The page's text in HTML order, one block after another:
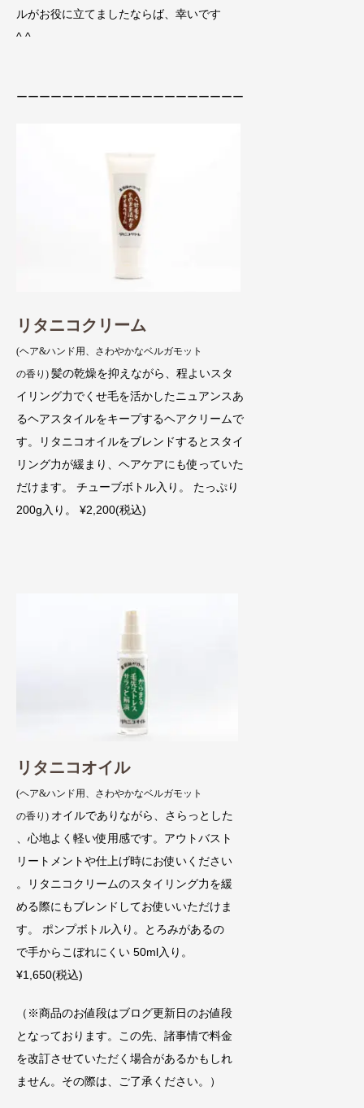
ルがお役に立てましたならば、幸いです
^ ^
ーーーーーーーーーーーーーーーーーーーー
リタニコクリーム
(ヘア&ハンド用、さわやかなベルガモット
の香り) 髪の乾燥を抑えながら、程よいスタ
イリング力でくせ毛を活かしたニュアンスあ
るヘアスタイルをキープするヘアクリームで
す。リタニコオイルをブレンドするとスタイ
リング力が緩まり、ヘアケアにも使っていた
だけます。 チューブボトル入り。 たっぷり
200g入り。 ¥2,200(税込)
リタニコオイル
(ヘア&ハンド用、さわやかなベルガモット
の香り) オイルでありながら、さらっとした
、心地よく軽い使用感です。アウトバスト
リートメントや仕上げ時にお使いください
。リタニコクリームのスタイリング力を緩
める際にもブレンドしてお使いいただけま
す。 ポンプボトル入り。とろみがあるの
で手からこぼれにくい 50ml入り。
¥1,650(税込)
（※商品のお値段はブログ更新日のお値段
となっております。この先、諸事情で料金
を改訂させていただく場合があるかもしれ
ません。その際は、ご了承ください。）